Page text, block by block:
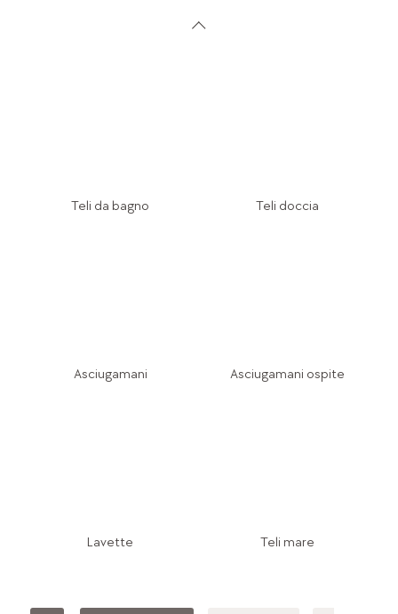
Teli da bagno Teli doccia
Asciugamani Asciugamani ospite
Lavette Teli mare